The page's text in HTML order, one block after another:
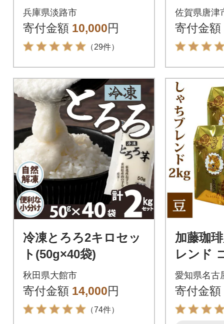
ー 淡路島アソートセ
ット 4種 50袋 飲
み比べ at14012
兵庫県淡路市
寄付金額 10,000円
（29件）
ンジャ
ア グ
ンジュ
佐賀県唐津
寄付金額
冷凍とろろ2キロセッ
ト(50g×40袋)
秋田県大館市
寄付金額 14,000円
（74件）
加藤珈
レンド
まま
愛知県名古
寄付金額